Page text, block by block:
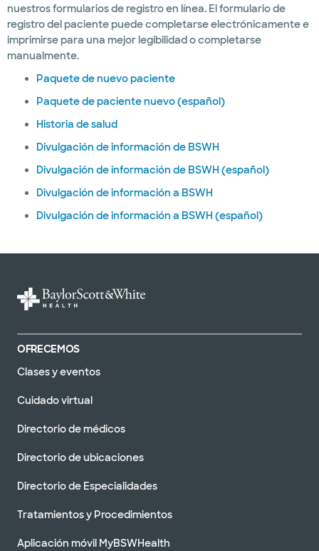
nuestros formularios de registro en línea. El formulario de
registro del paciente puede completarse electrónicamente e
imprimirse para una mejor legibilidad o completarse
manualmente.
Paquete de nuevo paciente
Paquete de paciente nuevo (español)
Historia de salud
Divulgación de información de BSWH
Divulgación de información de BSWH (español)
Divulgación de información a BSWH
Divulgación de información a BSWH (español)
OFRECEMOS
Clases y eventos
Cuidado virtual
Directorio de médicos
Directorio de ubicaciones
Directorio de Especialidades
Tratamientos y Procedimientos
Aplicación móvil MyBSWHealth